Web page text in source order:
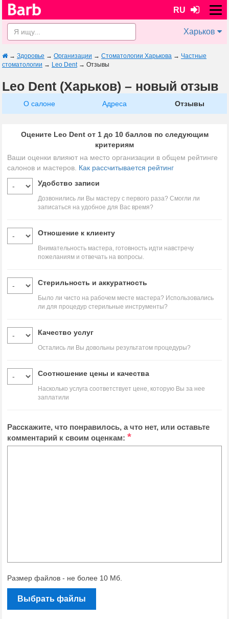
RU
Харьков
→ Здоровье → Организации → Стоматологии Харькова → Частные
стоматологии → Leo Dent → Отзывы
Leo Dent (Харьков) – новый отзыв
О салоне Адреса Отзывы
Оцените Leo Dent от 1 до 10 баллов по следующим
критериям
Ваши оценки влияют на место организации в общем рейтинге
салонов и мастеров. Как рассчитывается рейтинг
Удобство записи
Дозвонились ли Вы мастеру с первого раза? Смогли ли
записаться на удобное для Вас время?
Отношение к клиенту
Внимательность мастера, готовность идти навстречу
пожеланиям и отвечать на вопросы.
Стерильность и аккуратность
Было ли чисто на рабочем месте мастера? Использовались
ли для процедур стерильные инструменты?
Качество услуг
Остались ли Вы довольны результатом процедуры?
Соотношение цены и качества
Насколько услуга соответствует цене, которую Вы за нее
заплатили
Расскажите, что понравилось, а что нет, или оставьте
комментарий к своим оценкам: *
Размер файлов - не более 10 Мб.
Выбрать файлы